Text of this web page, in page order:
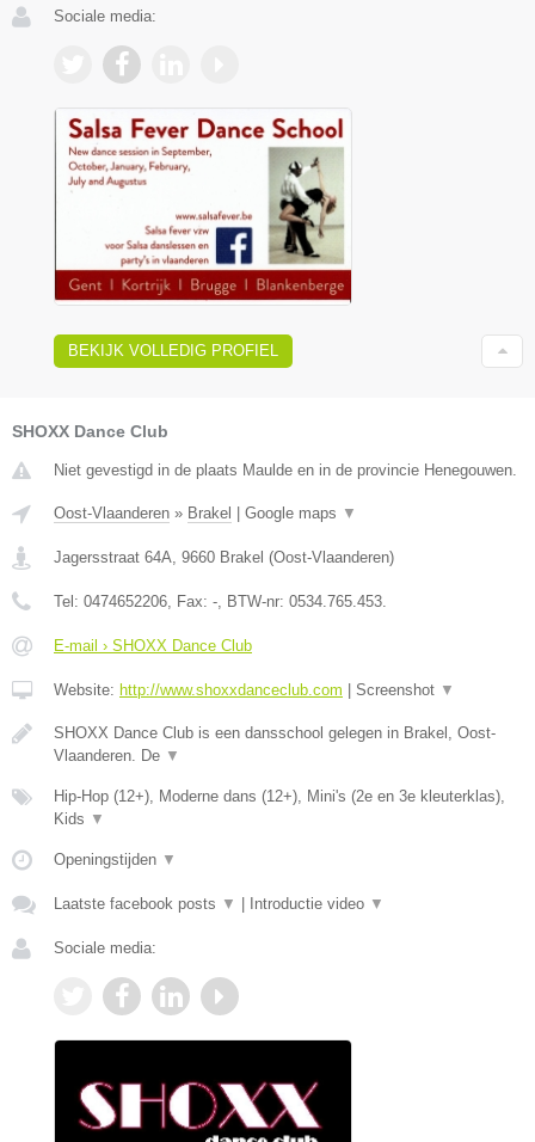
Sociale media:
BEKIJK VOLLEDIG PROFIEL
SHOXX Dance Club
Niet gevestigd in de plaats Maulde en in de provincie Henegouwen.
Oost-Vlaanderen » Brakel | Google maps ▼
Jagersstraat 64A 9660 Brakel (Oost-Vlaanderen)
Tel: 0474652206 , Fax: - , BTW-nr: 0534.765.453.
E-mail › SHOXX Dance Club
Website: http://www.shoxxdanceclub.com | Screenshot ▼
SHOXX Dance Club is een dansschool gelegen in Brakel, Oost-
Vlaanderen. De ▼
Hip-Hop (12+), Moderne dans (12+), Mini's (2e en 3e kleuterklas),
Kids ▼
Openingstijden ▼
Laatste facebook posts ▼ | Introductie video ▼
Sociale media: